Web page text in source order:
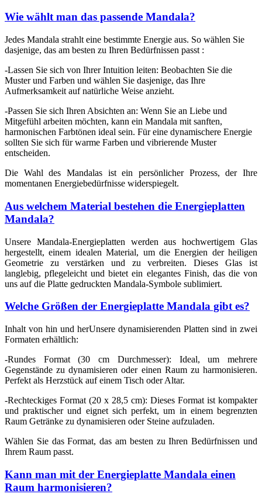
Wie wählt man das passende Mandala?
Jedes Mandala strahlt eine bestimmte Energie aus. So wählen Sie
dasjenige, das am besten zu Ihren Bedürfnissen passt :
-Lassen Sie sich von Ihrer Intuition leiten: Beobachten Sie die
Muster und Farben und wählen Sie dasjenige, das Ihre
Aufmerksamkeit auf natürliche Weise anzieht.
-Passen Sie sich Ihren Absichten an: Wenn Sie an Liebe und
Mitgefühl arbeiten möchten, kann ein Mandala mit sanften,
harmonischen Farbtönen ideal sein. Für eine dynamischere Energie
sollten Sie sich für warme Farben und vibrierende Muster
entscheiden.
Die Wahl des Mandalas ist ein persönlicher Prozess, der Ihre
momentanen Energiebedürfnisse widerspiegelt.
Aus welchem Material bestehen die Energieplatten
Mandala?
Unsere Mandala-Energieplatten werden aus hochwertigem Glas
hergestellt, einem idealen Material, um die Energien der heiligen
Geometrie zu verstärken und zu verbreiten. Dieses Glas ist
langlebig, pflegeleicht und bietet ein elegantes Finish, das die von
uns auf die Platte gedruckten Mandala-Symbole sublimiert.
Welche Größen der Energieplatte Mandala gibt es?
Inhalt von hin und herUnsere dynamisierenden Platten sind in zwei
Formaten erhältlich:
-Rundes Format (30 cm Durchmesser): Ideal, um mehrere
Gegenstände zu dynamisieren oder einen Raum zu harmonisieren.
Perfekt als Herzstück auf einem Tisch oder Altar.
-Rechteckiges Format (20 x 28,5 cm): Dieses Format ist kompakter
und praktischer und eignet sich perfekt, um in einem begrenzten
Raum Getränke zu dynamisieren oder Steine aufzuladen.
Wählen Sie das Format, das am besten zu Ihren Bedürfnissen und
Ihrem Raum passt.
Kann man mit der Energieplatte Mandala einen
Raum harmonisieren?